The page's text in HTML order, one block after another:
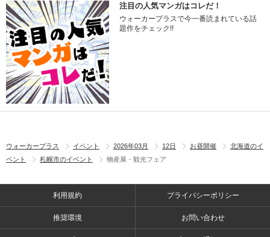
注目の人気マンガはコレだ！
ウォーカープラスで今一番読まれている話
題作をチェック!!
ウォーカープラス イベント 2026年03月 12日 お昼開催
北海道のイ
ベント
札幌市のイベント 物産展・観光フェア
利用規約 プライバシーポリシー
推奨環境 お問い合わせ